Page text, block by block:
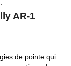
AR-1
de pointe qui